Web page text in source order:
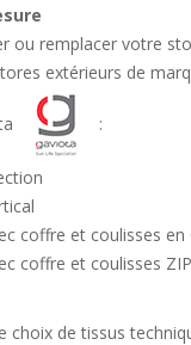
ou remplacer votre
extérieurs de
:
coffre et coulisses en
coffre et coulisses ZIP
choix de tissus